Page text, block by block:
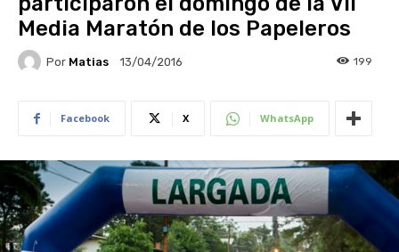
Media Maratón de los Papeleros
Por Matias 13/04/2016 199
Facebook X WhatsApp